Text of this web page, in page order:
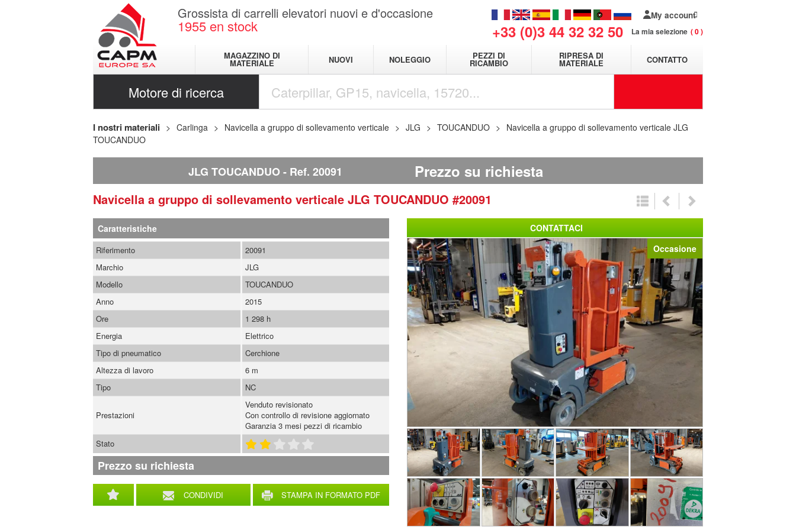
Grossista di carrelli elevatori nuovi e d'occasione
1955 en stock +33 (0)3 44 32 32 50
My account
La mia selezione 0
MAGAZZINO DI
MATERIALE NUOVI NOLEGGIO PEZZI DI
RICAMBIO
RIPRESA DI
MATERIALE CONTATTO
Motore di ricerca
I nostri materiali Carlinga Navicella a gruppo di sollevamento verticale JLG TOUCANDUO
Navicella a gruppo di sollevamento verticale JLG
TOUCANDUO
JLG TOUCANDUO Ref. 20091 Prezzo su richiesta
Navicella a gruppo di sollevamento verticale JLG TOUCANDUO #20091
Occasione
Caratteristiche
CONDIVIDI STAMPA IN FORMATO PDF
Riferimento
20091
Marchio
JLG
Modello
TOUCANDUO
Anno
2015
Ore
1 298 h
Energia
Elettrico
Tipo di pneumatico
Cerchione
Altezza di lavoro
6 m
Tipo
NC
Prestazioni
Venduto revisionato
Con controllo di revisione aggiornato
Garanzia 3 mesi pezzi di ricambio
Stato
Prezzo su richiesta
CONTATTACI